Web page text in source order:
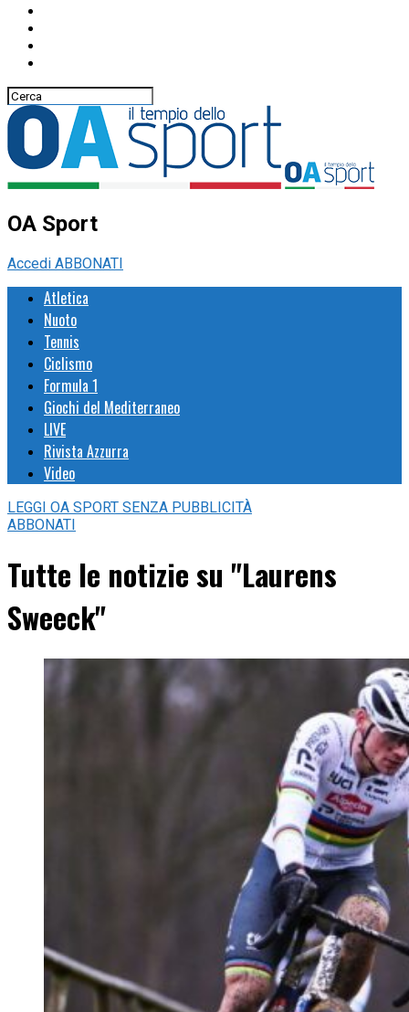
OA Sport
Accedi ABBONATI
Atletica
Nuoto
Tennis
Ciclismo
Formula 1
Giochi del Mediterraneo
LIVE
Rivista Azzurra
Video
LEGGI OA SPORT SENZA PUBBLICITÀ
ABBONATI
Tutte le notizie su "Laurens
Sweeck"